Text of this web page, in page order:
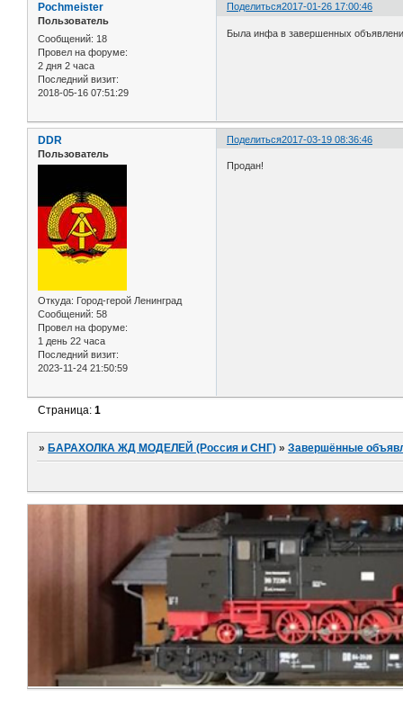
Поделиться2017-01-26 17:00:46
Pochmeister
Пользователь
Сообщений: 18
Провел на форуме:
2 дня 2 часа
Последний визит:
2018-05-16 07:51:29
Была инфа в завершенных
Поделиться2017-03-19 08:36:46
DDR
Пользователь
Откуда: Город-герой Ленинград
Сообщений: 58
Провел на форуме:
1 день 22 часа
Последний визит:
2023-11-24 21:50:59
Продан!
Страница:1
»БАРАХОЛКА ЖД МОДЕЛЕЙ (Россия и СНГ) »Завершённые